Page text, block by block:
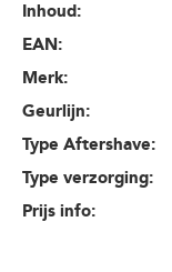
Inhoud:
EAN:
Merk:
Geurlijn:
Type Aftershave:
Type verzorging:
Prijs info: